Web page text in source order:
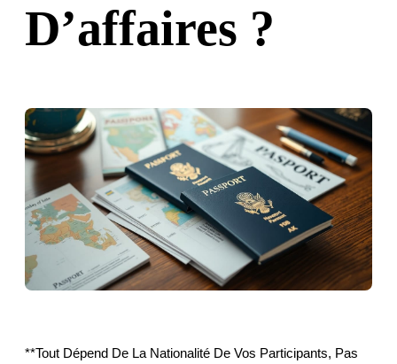
D’affaires ?
**Tout Dépend De La Nationalité De Vos Participants, Pas